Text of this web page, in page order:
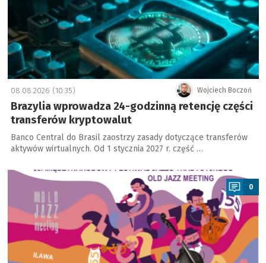
Wojciech Boczoń
08.08.2026 (10:35)
Brazylia wprowadza 24-godzinną retencję części
transferów kryptowalut
Banco Central do Brasil zaostrzy zasady dotyczące transferów
aktywów wirtualnych. Od 1 stycznia 2027 r. część …
a
0